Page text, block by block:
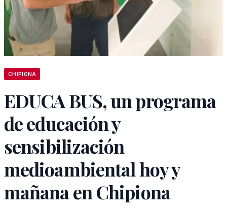
CHIPIONA
EDUCA BUS, un programa
de educación y
sensibilización
medioambiental hoy y
mañana en Chipiona